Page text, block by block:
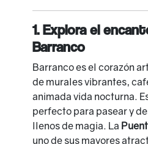
1. Explora el
Barranco
Barranco es el corazón
de murales vibrantes,
animada vida nocturna.
perfecto para pasear y
llenos de magia. La
uno de sus mayores